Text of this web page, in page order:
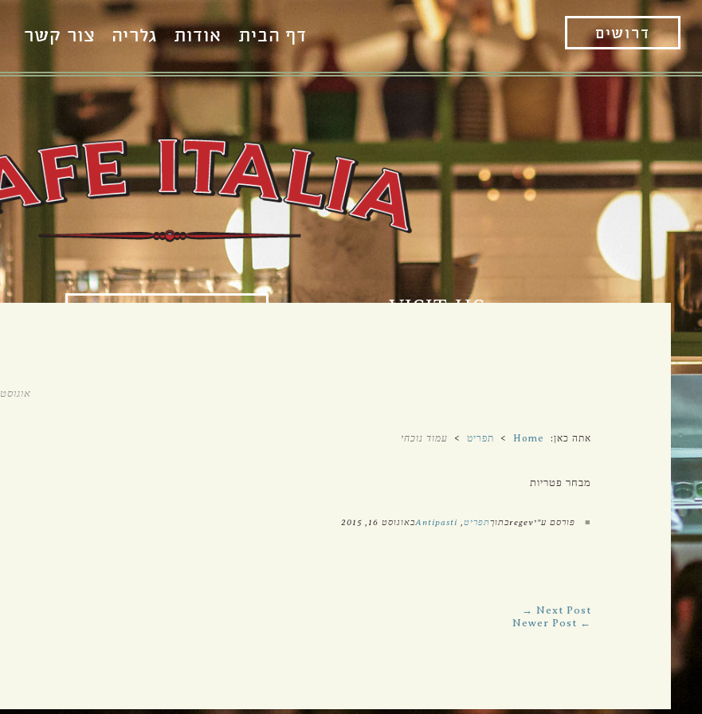
דף הבית אודות גלריה צור קשר דרושים
VISIT US
אוגוסט 16, 2015
אתה כאן: Home
> תפריט > עמוד נוכחי
מבחר פטריות
■ פורסם ע"יregevבתוך תפריט ,
Antipastiבאוגוסט 16, 2015
Next Post →
← Newer Post